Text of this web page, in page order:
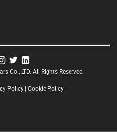
Co., LTD. All Rights Reserved
Policy | Cookie Policy